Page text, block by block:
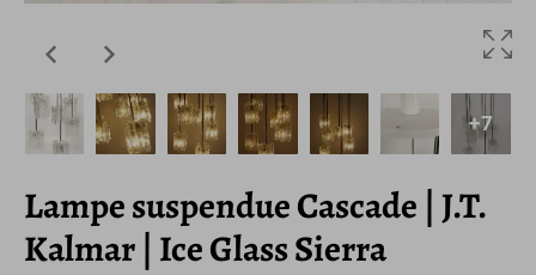
+7
Lampe suspendue Cascade | J.T.
Kalmar | Ice Glass Sierra